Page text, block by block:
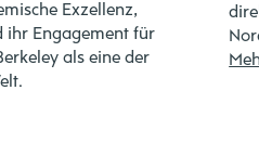
Exzellenz,
ihr Engagement für
als eine der